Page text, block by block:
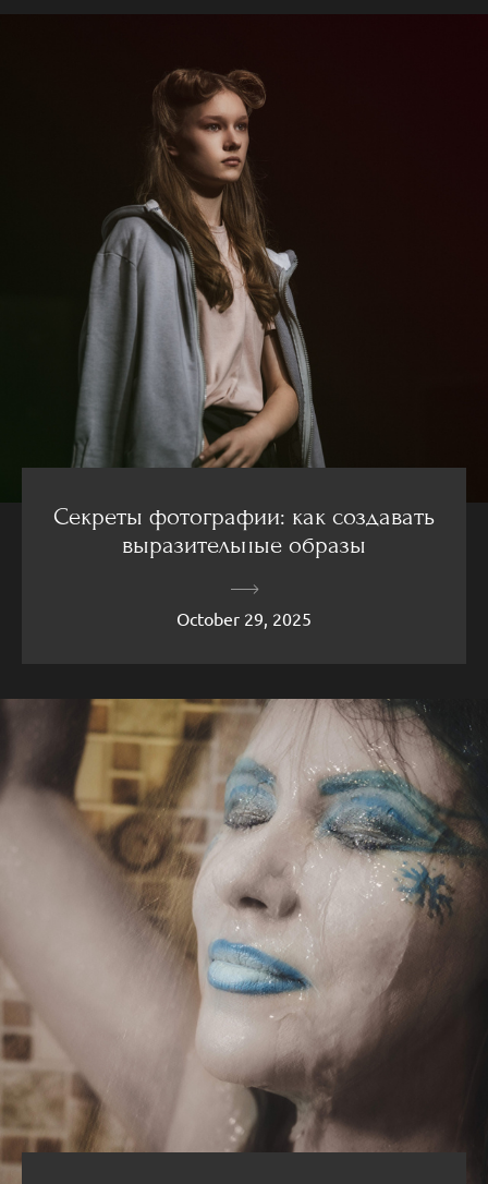
Секреты фотографии: как создавать
выразительные образы
October 29, 2025